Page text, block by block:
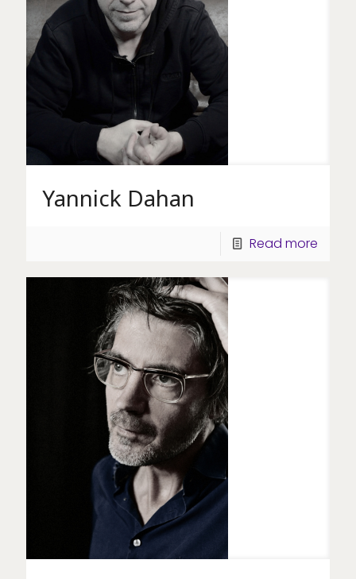
Yannick Dahan
Read more